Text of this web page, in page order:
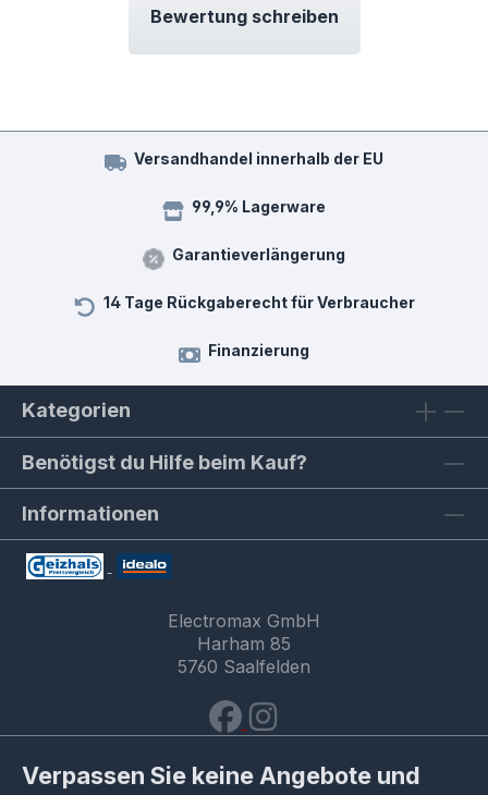
Bewertung schreiben
Versandhandel innerhalb der EU
99,9% Lagerware
Garantieverlängerung
14 Tage Rückgaberecht für Verbraucher
Finanzierung
Kategorien
Benötigst du Hilfe beim Kauf?
Informationen
Electromax GmbH
Harham 85
5760 Saalfelden
Verpassen Sie keine Angebote und